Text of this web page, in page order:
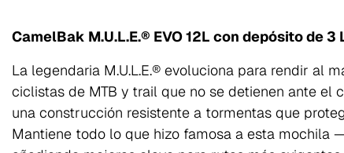
CamelBak M.U.L.E.® EVO 12L con depósito de
La legendaria M.U.L.E.® evoluciona para rendir al
ciclistas de MTB y trail que no se detienen ante el
una construcción resistente a tormentas que
Mantiene todo lo que hizo famosa a esta